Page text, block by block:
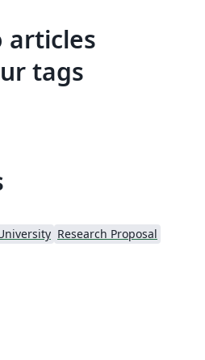
articles
tags
Research Proposal